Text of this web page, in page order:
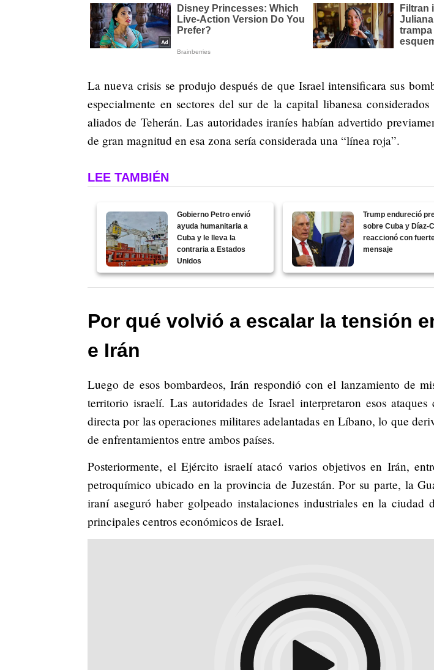
La nueva crisis se produjo después de que Israel intensificara sus
especialmente en sectores del sur de la capital libanesa considerados
aliados de Teherán. Las autoridades iraníes habían advertido
de gran magnitud en esa zona sería considerada una “línea roja”.
LEE TAMBIÉN
Gobierno Petro envió
ayuda humanitaria a
Cuba y le lleva la
contraria a Estados
Unidos
Trump endureció
sobre Cuba y Díaz-
reaccionó con
mensaje
Por qué volvió a escalar la tensión
e Irán
Luego de esos bombardeos, Irán respondió con el lanzamiento de
territorio israelí. Las autoridades de Israel interpretaron esos ataques
directa por las operaciones militares adelantadas en Líbano, lo que
de enfrentamientos entre ambos países.
Posteriormente, el Ejército israelí atacó varios objetivos en Irán,
petroquímico ubicado en la provincia de Juzestán. Por su parte, la
iraní aseguró haber golpeado instalaciones industriales en la
principales centros económicos de Israel.